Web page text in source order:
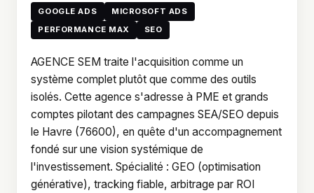
GOOGLE ADS
MICROSOFT ADS
PERFORMANCE MAX
SEO
AGENCE SEM traite l'acquisition comme un
système complet plutôt que comme des outils
isolés. Cette agence s'adresse à PME et grands
comptes pilotant des campagnes SEA/SEO depuis
le Havre (76600), en quête d'un accompagnement
fondé sur une vision systémique de
l'investissement. Spécialité : GEO (optimisation
générative), tracking fiable, arbitrage par ROI